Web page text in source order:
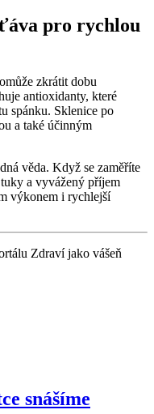
pro rychlou
zkrátit dobu
antioxidanty, které
spánku. Sklenice po
a také účinným
věda. Když se zaměříte
a vyvážený příjem
výkonem i rychlejší
Zdraví jako vášeň
snášíme